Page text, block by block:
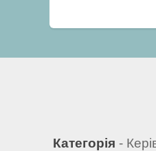
Категорія -